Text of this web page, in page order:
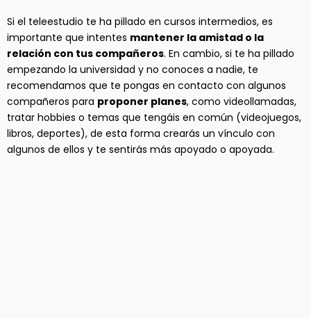
Si el teleestudio te ha pillado en cursos intermedios, es
importante que intentes mantener la amistad o la
relación con tus compañeros. En cambio, si te ha pillado
empezando la universidad y no conoces a nadie, te
recomendamos que te pongas en contacto con algunos
compañeros para proponer planes, como videollamadas,
tratar hobbies o temas que tengáis en común (videojuegos,
libros, deportes), de esta forma crearás un vínculo con
algunos de ellos y te sentirás más apoyado o apoyada.